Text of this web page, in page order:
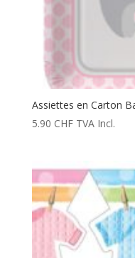
Assiettes en Carton
5.90 CHF TVA Incl.